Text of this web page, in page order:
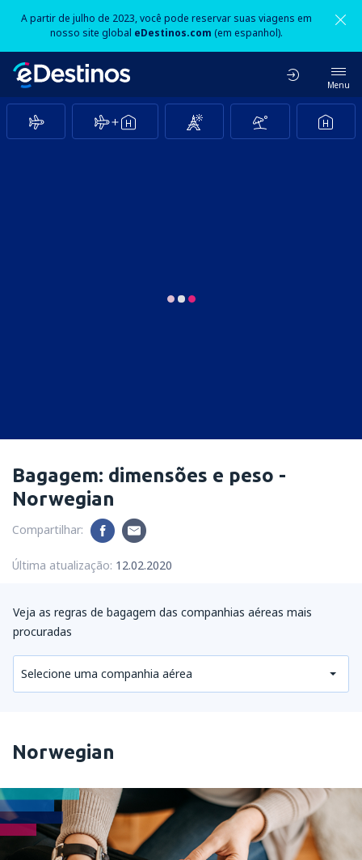
A partir de julho de 2023, você pode reservar suas viagens em
nosso site global eDestinos.com (em espanhol).
Menu
Bagagem: dimensões e peso -
Norwegian
Compartilhar:
Última atualização: 12.02.2020
Veja as regras de bagagem das companhias aéreas mais
procuradas
Selecione uma companhia aérea
Norwegian